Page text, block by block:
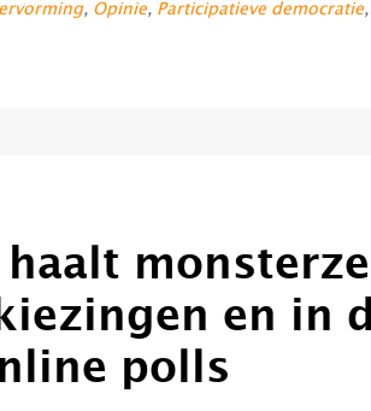
, Opinie, Participatieve democratie,
en in
polls